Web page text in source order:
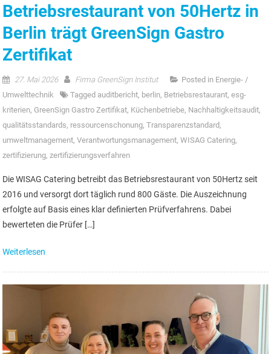
Betriebsrestaurant von 50Hertz in
Berlin trägt GreenSign Gastro
Zertifikat
27. Mai 2026 Firma GreenSign Institut Posted in Energie- /
Umwelttechnik
Tagged auditbericht, berlin, Betriebsrestaurant,esg-
kriterien, GreenSign Gastro Zertifikat, Küchenbetriebe, Nachhaltigkeitsaudit,
qualitätsstandards, ressourcenschonung,Transparenzstandard,
umweltmanagement,Verantwortungsmanagement,WISAG Catering,
zertifizierung,zertifizierungsverfahren
Die WISAG Catering betreibt das Betriebsrestaurant von 50Hertz seit
2016 und versorgt dort täglich rund 800 Gäste. Die Auszeichnung
erfolgte auf Basis eines klar definierten Prüfverfahrens. Dabei
bewerteten die Prüfer […]
Weiterlesen